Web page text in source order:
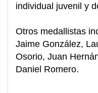
individual juvenil y
Otros medallistas
Jaime González,
Osorio, Juan
Daniel Romero.